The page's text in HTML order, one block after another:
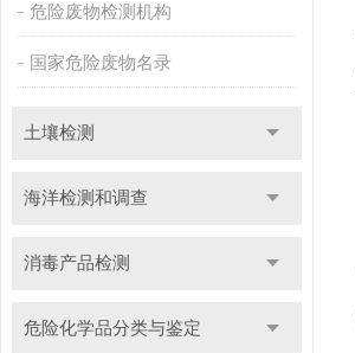
危险废物检测机构
国家危险废物名录
土壤检测
海洋检测和调查
消毒产品检测
危险化学品分类与鉴定